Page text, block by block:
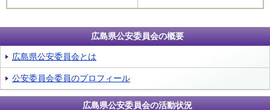
広島県公安委員会の概要
広島県公安委員会とは
公安委員会委員のプロフィール
広島県公安委員会の活動状況